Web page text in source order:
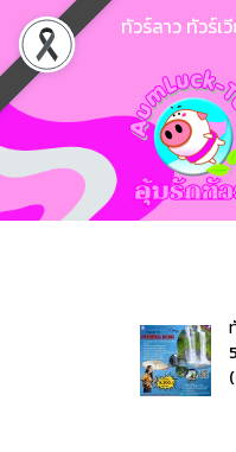
ทัวร์ลาว ทัวร์